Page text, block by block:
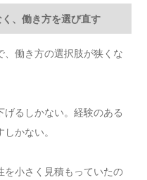
、働き方を選び直す
、働き方の選択肢が狭くな
るしかない。経験のある
かない。
を小さく見積もっていたの